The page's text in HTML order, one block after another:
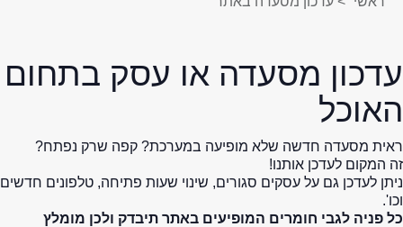
עדכון מסעדה או עסק בתחום
האוכל
ראית מסעדה חדשה שלא מופיעה במערכת? קפה שרק נפתח?
זה המקום לעדכן אותנו!
ניתן לעדכן גם על עסקים סגורים, שינוי שעות פתיחה, טלפונים חדשים
וכו'.
כל פניה לגבי חומרים המופיעים באתר תיבדק ולכן מומלץ